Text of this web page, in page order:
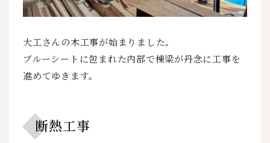
大工さんの木工事が始まりました。
ブルーシートに包まれた内部で棟梁が丹念に工事を
進めてゆきます。
断熱工事